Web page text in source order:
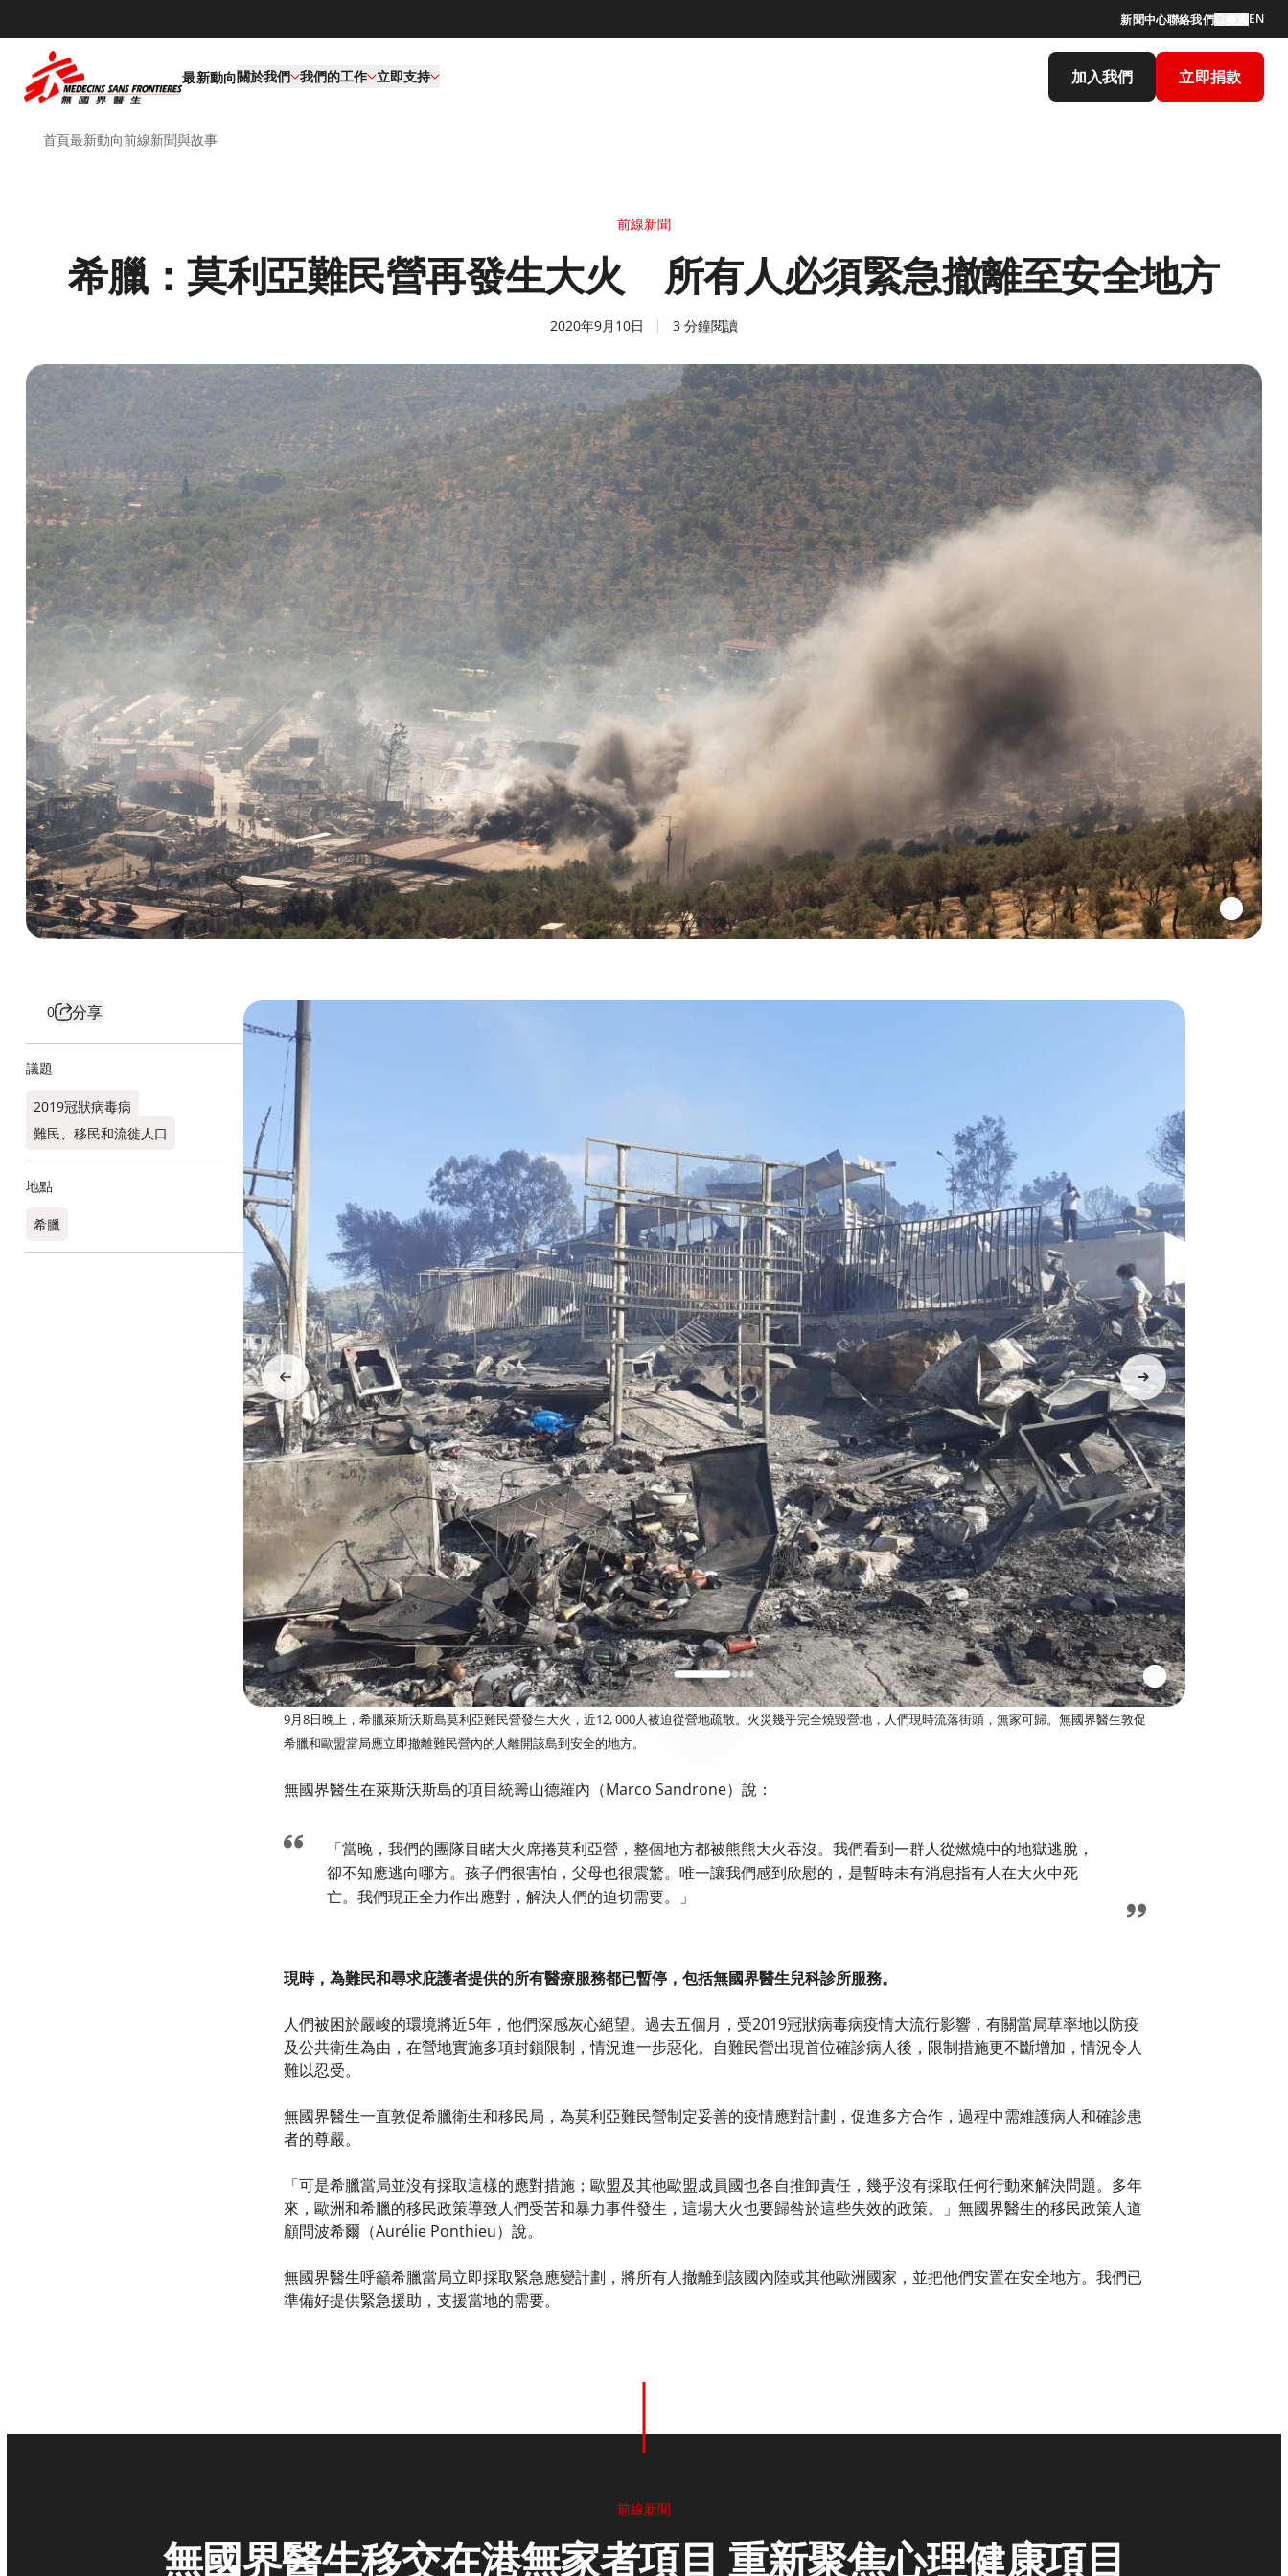
新聞中心聯絡我們 EN
最新動向關於我們 我們的工作​ 立即支持 加入我們 立即捐款
首頁最新動向前線新聞與故事
前線新聞
希臘：莫利亞難民營再發生大火 所有人必須緊急撤離至安全地方
2020年9月10日 3 分鐘閱讀
0 分享
議題
2019冠狀病毒病
難民、移民和流徙人口
地點
希臘​
9月8日晚上，希臘萊斯沃斯島莫利亞難民營發生大火，近12, 000人被迫從營地疏散。火災幾乎完全燒毀營地，人們現時流落街頭，無家可歸。無國界醫生敦促
希臘和歐盟當局應立即撤離難民營內的人離開該島到安全的地方。
無國界醫生在萊斯沃斯島的項目統籌山德羅內（Marco Sandrone）說：
「當晚，我們的團隊目睹大火席捲莫利亞營，整個地方都被熊熊大火吞沒。我們看到一群人從燃燒中的地獄逃脫，
卻不知應逃向哪方。孩子們很害怕，父母也很震驚。唯一讓我們感到欣慰的，是暫時未有消息指有人在大火中死
亡。我們現正全力作出應對，解決人們的迫切需要。」
現時，為難民和尋求庇護者提供的所有醫療服務都已暫停，包括無國界醫生兒科診所服務。
人們被困於嚴峻的環境將近5年，他們深感灰心絕望。過去五個月，受2019冠狀病毒病疫情大流行影響，有關當局草率地以防疫
及公共衛生為由，在營地實施多項封鎖限制，情況進一步惡化。自難民營出現首位確診病人後，限制措施更不斷增加，情況令人
難以忍受。
無國界醫生一直敦促希臘衛生和移民局，為莫利亞難民營制定妥善的疫情應對計劃，促進多方合作，過程中需維護病人和確診患
者的尊嚴。
「可是希臘當局並沒有採取這樣的應對措施；歐盟及其他歐盟成員國也各自推卸責任，幾乎沒有採取任何行動來解決問題。多年
來，歐洲和希臘的移民政策導致人們受苦和暴力事件發生，這場大火也要歸咎於這些失效的政策。」無國界醫生的移民政策人道
顧問波希爾（Aurélie Ponthieu）說。
無國界醫生呼籲希臘當局立即採取緊急應變計劃，將所有人撤離到該國內陸或其他歐洲國家，並把他們安置在安全地方。我們已
準備好提供緊急援助，支援當地的需要。
前線新聞
無國界醫生移交在港無家者項目 重新聚焦心理健康項目